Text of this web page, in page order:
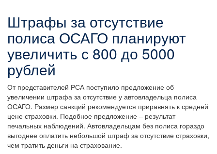
Штрафы за отсутствие
полиса ОСАГО планируют
увеличить с 800 до 5000
рублей
От представителей РСА поступило предложение об
увеличении штрафа за отсутствие у автовладельца полиса
ОСАГО. Размер санкций рекомендуется приравнять к средней
цене страховки. Подобное предложение – результат
печальных наблюдений. Автовладельцам без полиса гораздо
выгоднее оплатить небольшой штраф за отсутствие страховки,
чем тратить деньги на страхование.